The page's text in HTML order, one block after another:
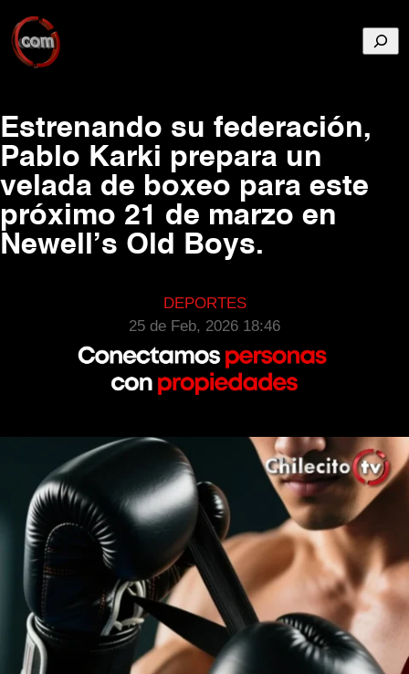
Estrenando su federación,
Pablo Karki prepara un
velada de boxeo para este
próximo 21 de marzo en
Newell’s Old Boys.
DEPORTES
25 de Feb, 2026 18:46